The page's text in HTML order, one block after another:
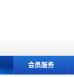
会员服务